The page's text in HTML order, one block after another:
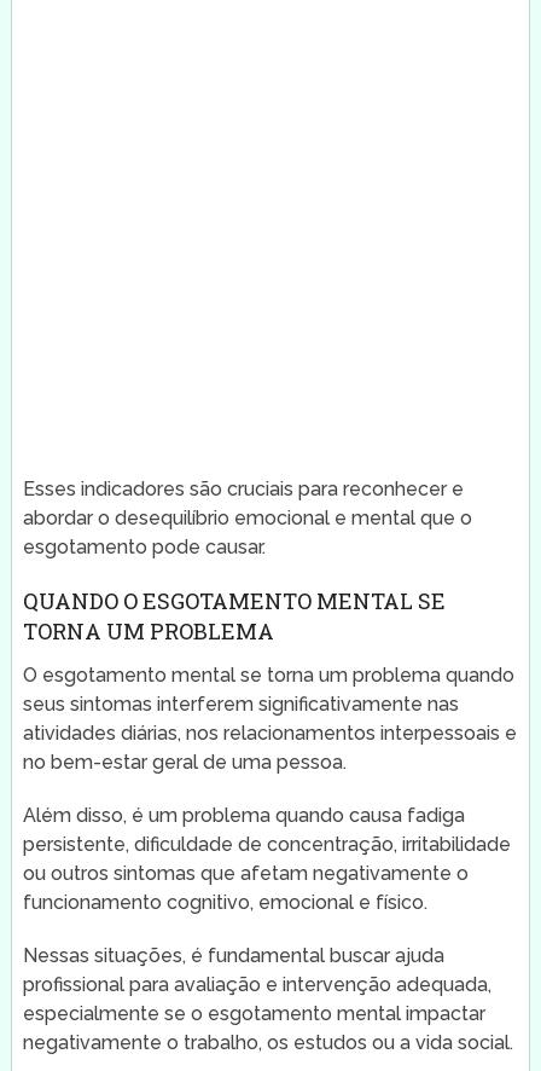
Esses indicadores são cruciais para reconhecer e
abordar o desequilíbrio emocional e mental que o
esgotamento pode causar.
QUANDO O ESGOTAMENTO MENTAL SE
TORNA UM PROBLEMA
O esgotamento mental se torna um problema quando
seus sintomas interferem significativamente nas
atividades diárias, nos relacionamentos interpessoais e
no bem-estar geral de uma pessoa.
Além disso, é um problema quando causa fadiga
persistente, dificuldade de concentração, irritabilidade
ou outros sintomas que afetam negativamente o
funcionamento cognitivo, emocional e físico.
Nessas situações, é fundamental buscar ajuda
profissional para avaliação e intervenção adequada,
especialmente se o esgotamento mental impactar
negativamente o trabalho, os estudos ou a vida social.